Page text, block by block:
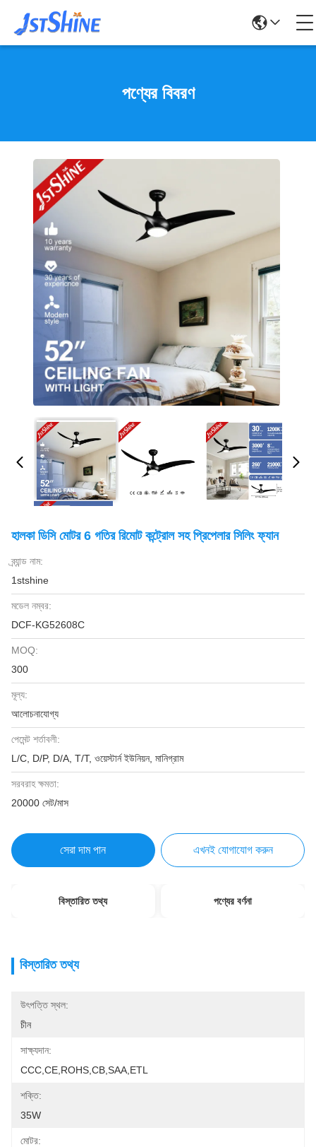
পণ্যের বিবরণ
হালকা ডিসি মোটর 6 গতির রিমোট কন্ট্রোল সহ প্রিপেলার সিলিং ফ্যান
ব্র্যান্ড নাম:
1stshine
মডেল নম্বর:
DCF-KG52608C
MOQ:
300
মূল্য:
আলোচনাযোগ্য
পেমেন্ট শর্তাবলী:
L/C, D/P, D/A, T/T, ওয়েস্টার্ন ইউনিয়ন, মানিগ্রাম
সরবরাহ ক্ষমতা:
20000 সেট/মাস
সেরা দাম পান এখনই যোগাযোগ করুন
বিস্তারিত তথ্য পণ্যের বর্ণনা
বিস্তারিত তথ্য
উৎপত্তি স্থল:
চীন
সাক্ষ্যদান:
CCC,CE,ROHS,CB,SAA,ETL
শক্তি:
35W
মোটর: